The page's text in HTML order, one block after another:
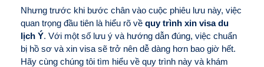
Nhưng trước khi bước chân vào cuộc phiêu lưu này, việc
quan trọng đầu tiên là hiểu rõ về quy trình xin visa du
lịch Ý. Với một số lưu ý và hướng dẫn đúng, việc chuẩn
bị hồ sơ và xin visa sẽ trở nên dễ dàng hơn bao giờ hết.
Hãy cùng chúng tôi tìm hiểu về quy trình này và khám